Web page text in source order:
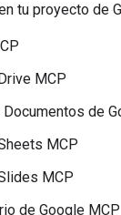
tu proyecto de
MCP
de
MCP
MCP
de Google MCP